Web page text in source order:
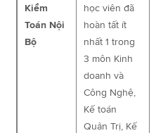
Kiểm
Toán Nội
Bộ
học viên đã
hoàn tất ít
nhất 1 trong
3 môn Kinh
doanh và
Công Nghệ,
Kế toán
Quản Trị, Kế